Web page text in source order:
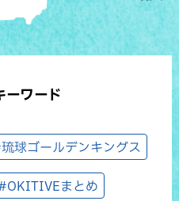
ーワード
球ゴールデンキングス
まとめ